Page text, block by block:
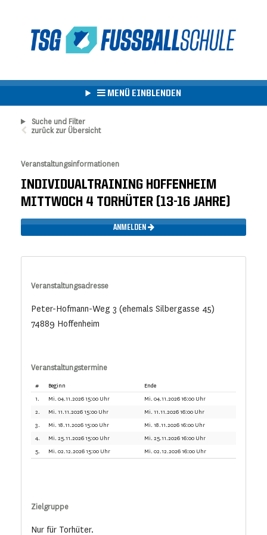
MENÜ EINBLENDEN
Suche und Filter
zurück zur Übersicht
Veranstaltungsinformationen
INDIVIDUALTRAINING HOFFENHEIM
MITTWOCH 4 TORHÜTER (13-16 JAHRE)
ANMELDEN
Veranstaltungsadresse
Peter-Hofmann-Weg 3 (ehemals Silbergasse 45)
74889 Hoffenheim
Veranstaltungstermine
# Beginn
Ende
1.
Mi. 04.11.2026 15:00 Uhr
Mi. 04.11.2026 16:00 Uhr
2.
Mi. 11.11.2026 15:00 Uhr
Mi. 11.11.2026 16:00 Uhr
3.
Mi. 18.11.2026 15:00 Uhr
Mi. 18.11.2026 16:00 Uhr
4.
Mi. 25.11.2026 15:00 Uhr
Mi. 25.11.2026 16:00 Uhr
5.
Mi. 02.12.2026 15:00 Uhr Mi. 02.12.2026 16:00 Uhr
Zielgruppe
Nur für Torhüter.